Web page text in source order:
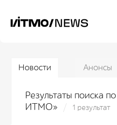
Новости Анонсы
Результаты поиска
ИТМО»
1 результат